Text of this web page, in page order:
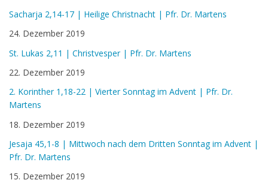
Kontakt
English
Sacharja 2,14-17 | Heilige Christnacht | Pfr. Dr. Martens
24. Dezember 2019
St. Lukas 2,11 | Christvesper | Pfr. Dr. Martens
22. Dezember 2019
2. Korinther 1,18-22 | Vierter Sonntag im Advent | Pfr. Dr.
Martens
18. Dezember 2019
Jesaja 45,1-8 | Mittwoch nach dem Dritten Sonntag im Advent |
Pfr. Dr. Martens
15. Dezember 2019